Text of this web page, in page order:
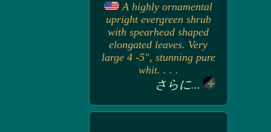
A highly ornamental
upright evergreen shrub
with spearhead shaped
elongated leaves. Very
large 4 -5", stunning pure
whit. . . .
さらに...